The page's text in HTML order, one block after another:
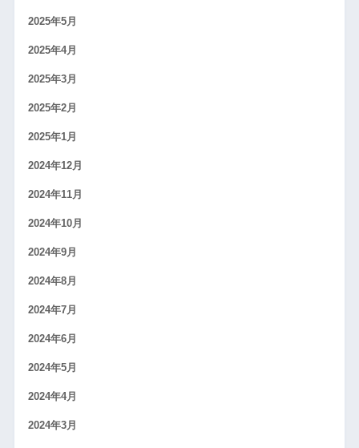
2025年5月
2025年4月
2025年3月
2025年2月
2025年1月
2024年12月
2024年11月
2024年10月
2024年9月
2024年8月
2024年7月
2024年6月
2024年5月
2024年4月
2024年3月